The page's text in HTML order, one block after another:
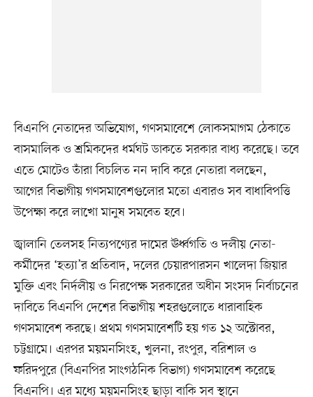
বিএনপি নেতাদের অভিযোগ, গণসমাবেশে লোকসমাগম ঠেকাতে
বাসমালিক ও শ্রমিকদের ধর্মঘট ডাকতে সরকার বাধ্য করেছে। তবে
এতে মোটেও তাঁরা বিচলিত নন দাবি করে নেতারা বলছেন,
আগের বিভাগীয় গণসমাবেশগুলোর মতো এবারও সব বাধাবিপত্তি
উপেক্ষা করে লাখো মানুষ সমবেত হবে।
জ্বালানি তেলসহ নিত্যপণ্যের দামের ঊর্ধ্বগতি ও দলীয় নেতা-
কর্মীদের ‘হত্যা’র প্রতিবাদ, দলের চেয়ারপারসন খালেদা জিয়ার
মুক্তি এবং নির্দলীয় ও নিরপেক্ষ সরকারের অধীন সংসদ নির্বাচনের
দাবিতে বিএনপি দেশের বিভাগীয় শহরগুলোতে ধারাবাহিক
গণসমাবেশ করছে। প্রথম গণসমাবেশটি হয় গত ১২ অক্টোবর,
চট্টগ্রামে। এরপর ময়মনসিংহ, খুলনা, রংপুর, বরিশাল ও
ফরিদপুরে (বিএনপির সাংগঠনিক বিভাগ) গণসমাবেশ করেছে
বিএনপি। এর মধ্যে ময়মনসিংহ ছাড়া বাকি সব স্থানে